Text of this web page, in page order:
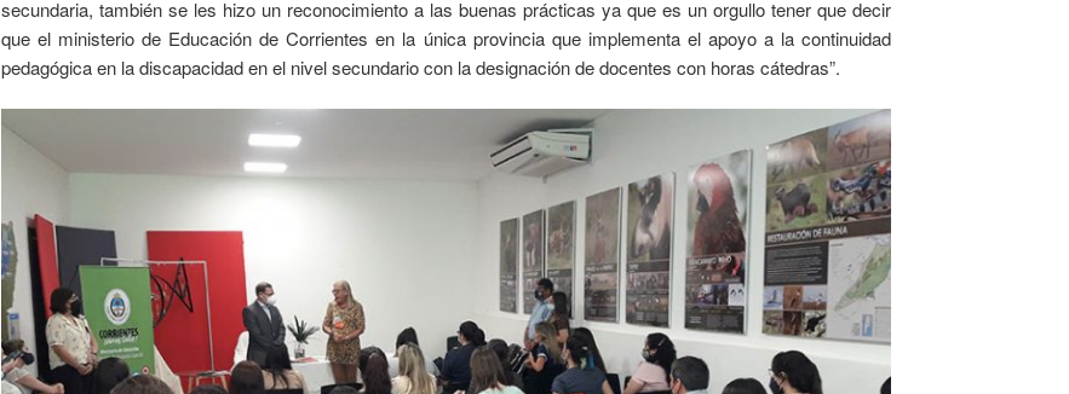
secundaria, también se les hizo un reconocimiento a las buenas prácticas ya que es un orgullo tener que decir
que el ministerio de Educación de Corrientes en la única provincia que implementa el apoyo a la continuidad
pedagógica en la discapacidad en el nivel secundario con la designación de docentes con horas cátedras”.